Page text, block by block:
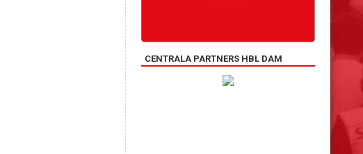
CENTRALA PARTNERS HBL DAM